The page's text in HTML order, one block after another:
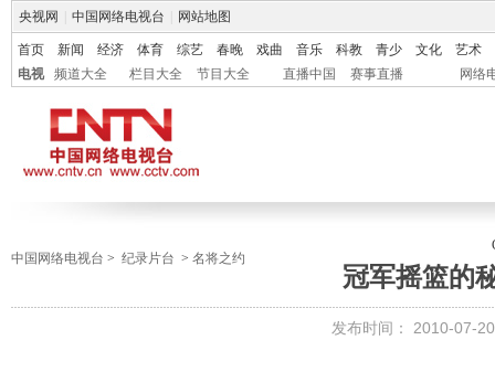
央视网 中国网络电视台 网站地图
首页 新闻 经济 体育 综艺 春晚 戏曲 音乐 科教 青少 文化
艺术
电视
频道大全 栏目大全 节目大全 直播中国 赛事直播 网络
中国网络电视台 > 纪录片台 > 名将之约
冠军摇篮的
发布时间： 2010-07-